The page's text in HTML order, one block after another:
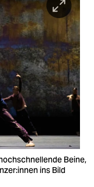
Beine,
ins Bild